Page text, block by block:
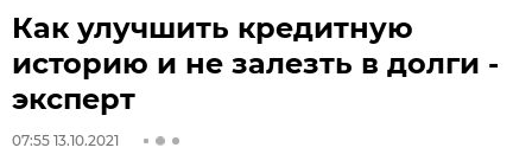
Как улучшить кредитную
историю и не залезть в долги -
эксперт
07:55 13.10.2021